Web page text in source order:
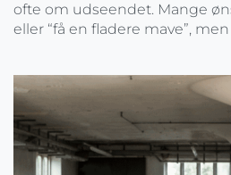
ofte om udseendet. Mange
eller “få en fladere mave”,